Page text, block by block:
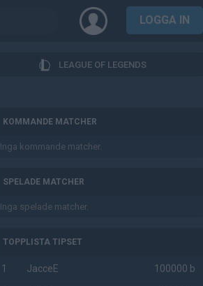
LOGGA IN
LEAGUE OF LEGENDS
KOMMANDE MATCHER
Inga kommande matcher.
SPELADE MATCHER
Inga spelade matcher.
TOPPLISTA TIPSET
1 JacceE 100000 b